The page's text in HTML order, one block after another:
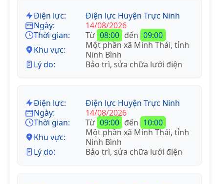
Điện lực:
Điện lực Huyện Trực Ninh
Ngày:
14/08/2026
Thời gian:
Từ 08:00 đến 09:00
Khu vực:
Một phần xã Minh Thái, tỉnh
Ninh Bình
Lý do:
Bảo trì, sửa chữa lưới điện
Điện lực:
Điện lực Huyện Trực Ninh
Ngày:
14/08/2026
Thời gian:
Từ 09:00 đến 10:00
Khu vực:
Một phần xã Minh Thái, tỉnh
Ninh Bình
Lý do:
Bảo trì, sửa chữa lưới điện